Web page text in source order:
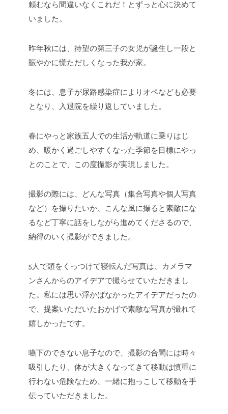
頼むなら間違いなくこれだ！とずっと心に決めて
いました。
昨年秋には、待望の第三子の女児が誕生し一段と
賑やかに慌ただしくなった我が家。
冬には、息子が尿路感染症によりオペなども必要
となり、入退院を繰り返していました。
春にやっと家族五人での生活が軌道に乗りはじ
め、暖かく過ごしやすくなった季節を目標にやっ
とのことで、この度撮影が実現しました。
撮影の際には、どんな写真（集合写真や個人写真
など）を撮りたいか、こんな風に撮ると素敵にな
るなど丁寧に話をしながら進めてくださるので、
納得のいく撮影ができました。
5人で頭をくっつけて寝転んだ写真は、カメラマ
ンさんからのアイデアで撮らせていただきまし
た。私には思い浮かばなかったアイデアだったの
で、提案いただいたおかげで素敵な写真が撮れて
嬉しかったです。
嚥下のできない息子なので、撮影の合間には時々
吸引したり、体が大きくなってきて移動は慎重に
行わない危険なため、一緒に抱っこして移動を手
伝っていただきました。